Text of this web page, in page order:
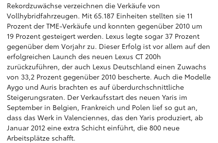
Rekordzuwächse verzeichnen die Verkäufe von
Vollhybridfahrzeugen. Mit 65.187 Einheiten stellten sie 11
Prozent der TME-Verkäufe und konnten gegenüber 2010 um
19 Prozent gesteigert werden. Lexus legte sogar 37 Prozent
gegenüber dem Vorjahr zu. Dieser Erfolg ist vor allem auf den
erfolgreichen Launch des neuen Lexus CT 200h
zurückzuführen, der auch Lexus Deutschland einen Zuwachs
von 33,2 Prozent gegenüber 2010 bescherte. Auch die Modelle
Aygo und Auris brachten es auf überdurchschnittliche
Steigerungsraten. Der Verkaufsstart des neuen Yaris im
September in Belgien, Frankreich und Polen lief so gut an,
dass das Werk in Valenciennes, das den Yaris produziert, ab
Januar 2012 eine extra Schicht einführt, die 800 neue
Arbeitsplätze schafft.